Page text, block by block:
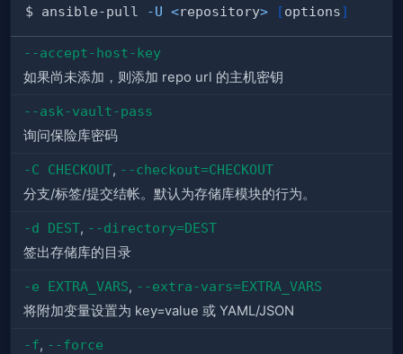
$ ansible-pull -U <repository> [options]
--accept-host-key
如果尚未添加，则添加 repo url 的主机密钥
--ask-vault-pass
询问保险库密码
-C CHECKOUT, --checkout=CHECKOUT
分支/标签/提交结帐。默认为存储库模块的行为。
-d DEST, --directory=DEST
签出存储库的目录
-e EXTRA_VARS, --extra-vars=EXTRA_VARS
将附加变量设置为 key=value 或 YAML/JSON
-f, --force